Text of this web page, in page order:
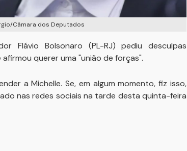
Câmara dos Deputados
Flávio Bolsonaro (PL-RJ) pediu desculpas
querer uma "união de forças".
a Michelle. Se, em algum momento, fiz isso,
nas redes sociais na tarde desta quinta-feira